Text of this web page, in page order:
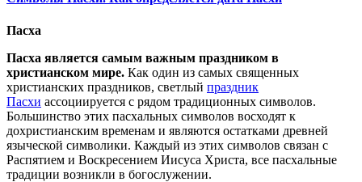
Пасха
Пасха является самым важным праздником в
христианском мире. Как один из самых священных
христианских праздников, светлый праздник
Пасхи ассоциируется с рядом традиционных символов.
Большинство этих пасхальных символов восходят к
дохристианским временам и являются остатками древней
языческой символики. Каждый из этих символов связан с
Распятием и Воскресением Иисуса Христа, все пасхальные
традиции возникли в богослужении.